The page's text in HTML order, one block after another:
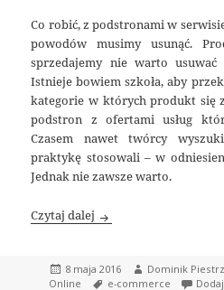
Co robić, z podstronami w
powodów musimy usunąć.
sprzedajemy nie warto
Istnieje bowiem szkoła, aby
kategorie w których produkt się
podstron z ofertami usług
Czasem nawet twórcy
praktykę stosowali – w
Jednak nie zawsze warto.
Czytaj dalej Wycofywane
Data
publikacji
8 maja 2016 Autor
Dominik
Online
Tagi
e-commerce